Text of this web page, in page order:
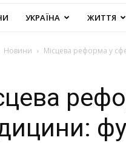
УКРАЇНА ЖИТТЯ
Новини Місцева реформа у